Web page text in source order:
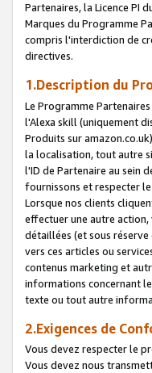
Partenaires, la Licence PI
Marques du Programme
compris l'interdiction de
directives.
1.Description du
Le Programme
l'Alexa skill (uniquement
Produits sur
la localisation, tout autre
l'ID de Partenaire au sein
fournissons et respecter
Lorsque nos clients
effectuer une autre
détaillées (et sous
vers ces articles ou
contenus marketing et
informations concernant
texte ou tout autre
2.Exigences de
Vous devez respecter le
Vous devez nous